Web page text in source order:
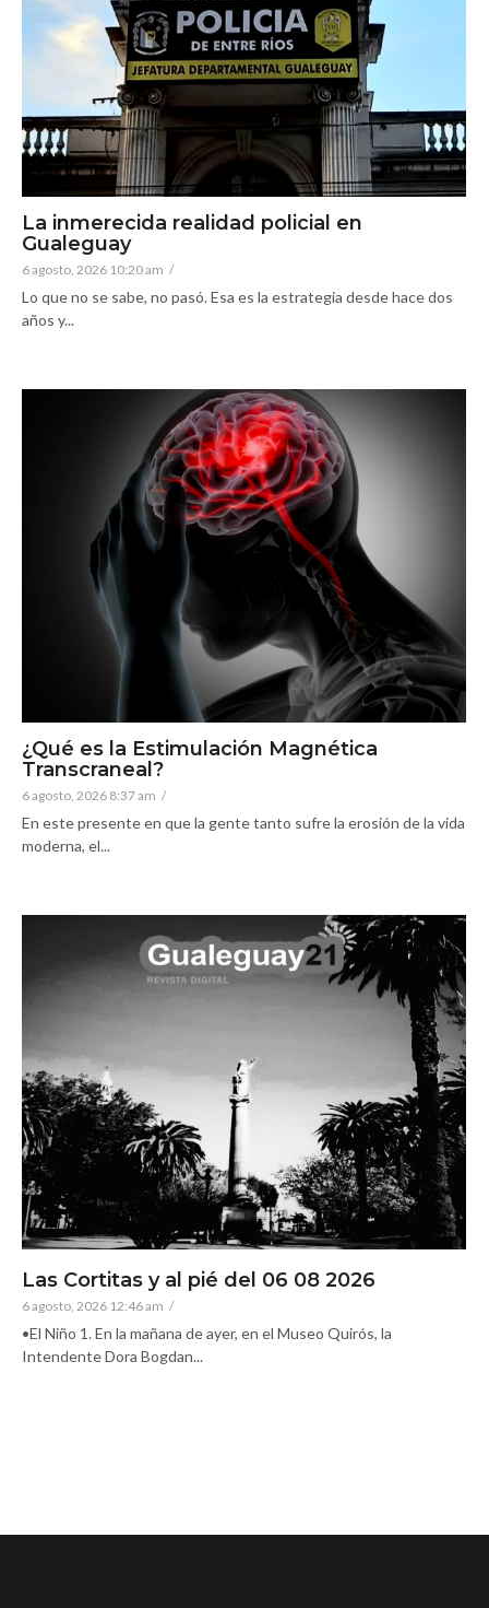
La inmerecida realidad policial en
Gualeguay
6 agosto, 2026 10:20 am /
Lo que no se sabe, no pasó. Esa es la estrategia desde hace dos
años y...
¿Qué es la Estimulación Magnética
Transcraneal?
6 agosto, 2026 8:37 am /
En este presente en que la gente tanto sufre la erosión de la vida
moderna, el...
Las Cortitas y al pié del 06 08 2026
6 agosto, 2026 12:46 am /
•El Niño 1. En la mañana de ayer, en el Museo Quirós, la
Intendente Dora Bogdan...